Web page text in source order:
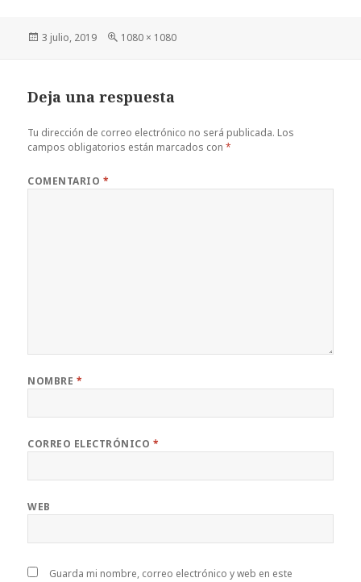
Publicado
3 julio, 2019
Tamaño
1080 × 1080
Deja una respuesta
Tu dirección de correo electrónico no será publicada. Los
campos obligatorios están marcados con*
COMENTARIO *
NOMBRE *
CORREO ELECTRÓNICO *
WEB
Guarda mi nombre, correo electrónico y web en este